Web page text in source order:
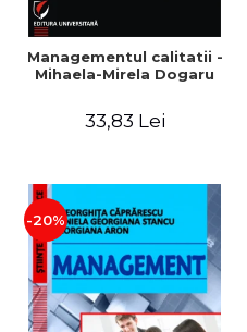
Managementul calitatii -
Mihaela-Mirela Dogaru
33,83 Lei
-20%